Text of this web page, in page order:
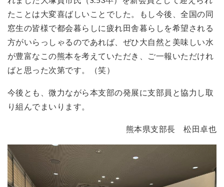
たことは大変喜ばしいことでした。もし今後、全国の同
窓生の皆様で都会暮らしに疲れ田舎暮らしを希望される
方がいらっしゃるのであれば、ぜひ大自然と美味しい水
が豊富なこの熊本を考えていただき、ご一報いただけれ
ばと思った次第です。（笑）
今後とも、微力ながら本支部の発展に支部員と協力し取
り組んでまいります。
熊本県支部長 松田卓也